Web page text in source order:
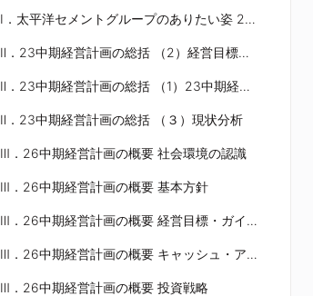
Ⅰ．太平洋セメントグループのありたい姿 26中期経営計画を通じて目指す姿
Ⅱ．23中期経営計画の総括 （2）経営目標とガイドライン
Ⅱ．23中期経営計画の総括 （1）23中期経営計画の成果と課題
Ⅱ．23中期経営計画の総括 （３）現状分析
Ⅲ．26中期経営計画の概要 社会環境の認識
Ⅲ．26中期経営計画の概要 基本方針
Ⅲ．26中期経営計画の概要 経営目標・ガイドライン
Ⅲ．26中期経営計画の概要 キャッシュ・アロケーション
Ⅲ．26中期経営計画の概要 投資戦略